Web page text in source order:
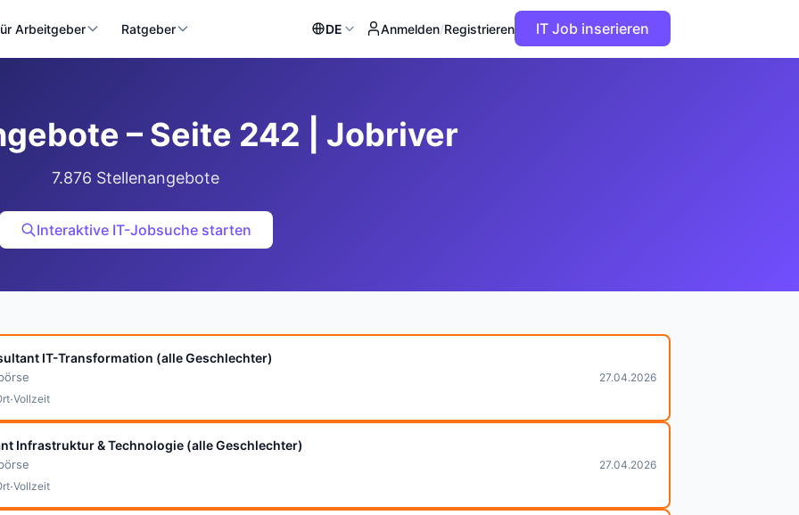
Arbeitgeber Ratgeber DE Anmelden/Registrieren IT Job inserieren
– Seite 242 | Jobriver
7.876 Stellenangebote
Interaktive IT-Jobsuche starten
IT-Transformation (alle Geschlechter)
·Vollzeit
27.04.2026
Infrastruktur & Technologie (alle Geschlechter)
·Vollzeit
27.04.2026